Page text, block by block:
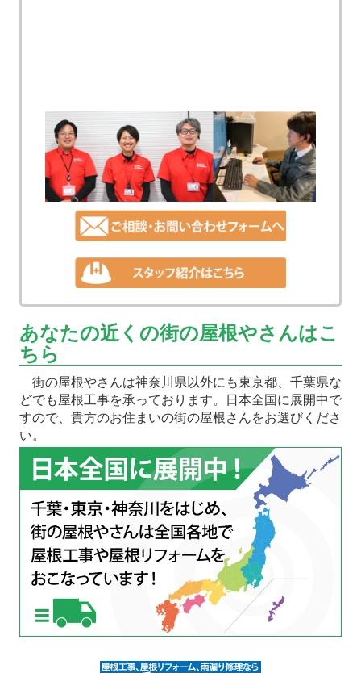
あなたの近くの街の屋根やさんはこ
ちら
街の屋根やさんは神奈川県以外にも東京都、千葉県な
どでも屋根工事を承っております。日本全国に展開中で
すので、貴方のお住まいの街の屋根さんをお選びくださ
い。